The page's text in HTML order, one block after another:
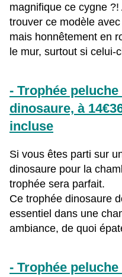
magnifique ce cygne
trouver ce modèle
mais honnêtement en
le mur, surtout si celui-
- Trophée
dinosaure, à
incluse
Si vous êtes parti sur
dinosaure pour la
trophée sera parfait.
Ce trophée dinosaure
essentiel dans une
ambiance, de quoi
- Trophée